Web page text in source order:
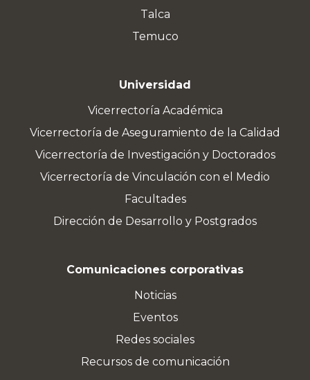
Talca
Temuco
Universidad
Vicerrectoría Académica
Vicerrectoría de Aseguramiento de la Calidad
Vicerrectoría de Investigación y Doctorados
Vicerrectoría de Vinculación con el Medio
Facultades
Dirección de Desarrollo y Postgrados
Comunicaciones corporativas
Noticias
Eventos
Redes sociales
Recursos de comunicación